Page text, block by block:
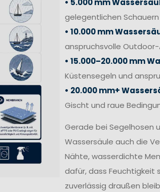
gelegentlichen Schauern
• 10.000 mm
anspruchsvolle
• 15.000–20.000 mm
Küstensegeln und
• 20.000 mm+
Gischt und raue
Gerade bei Segelhosen
Wassersäule auch die
Nähte, wasserdichte
dafür, dass Feuchtigkeit
zuverlässig draußen